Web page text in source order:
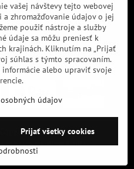
Copyright
ochrany osobných údajov
BiznisWeb.sk
vašej návštevy tejto webovej
zhromažďovanie údajov o jej
použiť nástroje a služby
údaje sa môžu preniesť k
krajinách. Kliknutím na „Prijať
súhlas s týmto spracovaním.
alebo upraviť svoje
údajov
Prijať všetky cookies